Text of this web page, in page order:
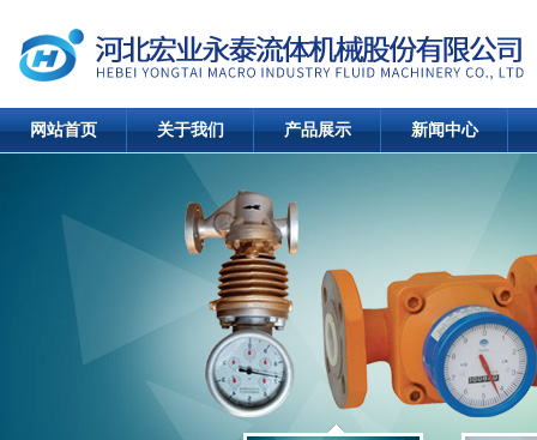
网站首页 关于我们 产品展示 新闻中心